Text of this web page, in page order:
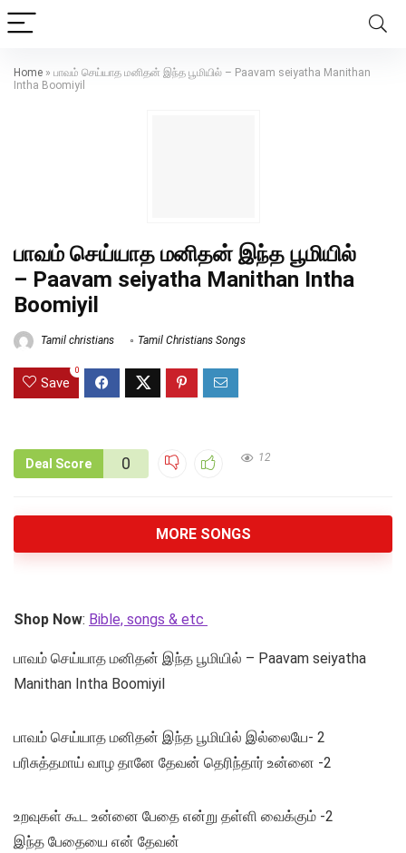
Home » பாவம் செய்யாத மனிதன் இந்த பூமியில் – Paavam seiyatha Manithan
Intha Boomiyil
பாவம் செய்யாத மனிதன் இந்த பூமியில்
– Paavam seiyatha Manithan Intha
Boomiyil
Tamil christians Tamil Christians Songs
Save
0
Deal Score 0 12
MORE SONGS
Shop Now: Bible, songs & etc
பாவம் செய்யாத மனிதன் இந்த பூமியில் – Paavam seiyatha
Manithan Intha Boomiyil
பாவம் செய்யாத மனிதன் இந்த பூமியில் இல்லையே- 2
பரிசுத்தமாய் வாழ தானே தேவன் தெரிந்தார் உன்னை -2
உறவுகள் கூட உன்னை பேதை என்று தள்ளி வைக்கும் -2
இந்த பேதையை என் தேவன்